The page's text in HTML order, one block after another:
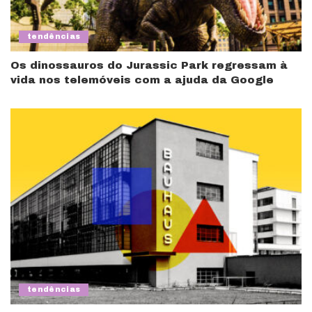
tendências
Os dinossauros do Jurassic Park regressam à
vida nos telemóveis com a ajuda da Google
tendências